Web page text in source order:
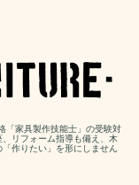
「家具製作技能士」の受験対
リフォーム指導も備え、木
作りたい」を形にしません